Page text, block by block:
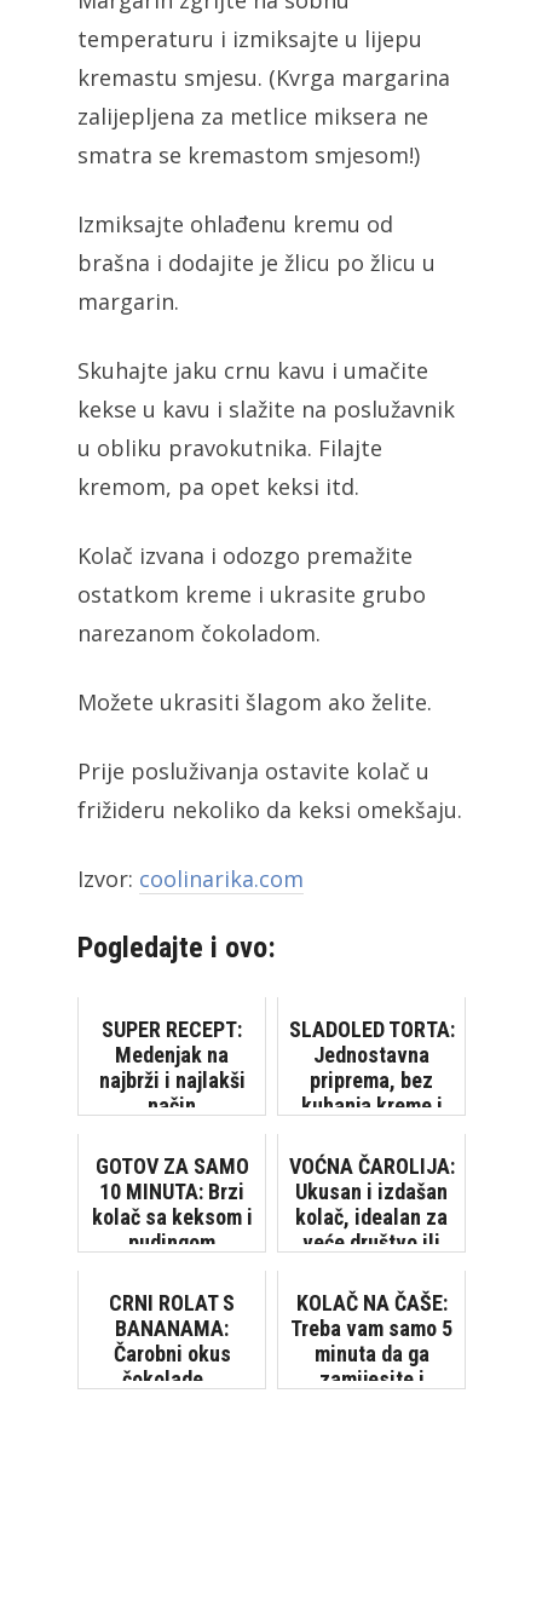
temperaturu i izmiksajte u lijepu
kremastu smjesu. (Kvrga margarina
zalijepljena za metlice miksera ne
smatra se kremastom smjesom!)
Izmiksajte ohlađenu kremu od
brašna i dodajite je žlicu po žlicu u
margarin.
Skuhajte jaku crnu kavu i umačite
kekse u kavu i slažite na poslužavnik
u obliku pravokutnika. Filajte
kremom, pa opet keksi itd.
Kolač izvana i odozgo premažite
ostatkom kreme i ukrasite grubo
narezanom čokoladom.
Možete ukrasiti šlagom ako želite.
Prije posluživanja ostavite kolač u
frižideru nekoliko da keksi omekšaju.
Izvor: coolinarika.com
Pogledajte i ovo:
SUPER RECEPT:
Medenjak na
najbrži i najlakši
način
SLADOLED TORTA:
Jednostavna
priprema, bez
kuhanja kreme i
[VIDEO]
GOTOV ZA SAMO
10 MINUTA: Brzi
kolač sa keksom i
pudingom
VOĆNA ČAROLIJA:
Ukusan i izdašan
kolač, idealan za
veće društvo ili
CRNI ROLAT S
BANANAMA:
Čarobni okus
čokolade...
KOLAČ NA ČAŠE:
Treba vam samo 5
minuta da ga
zamijesite i